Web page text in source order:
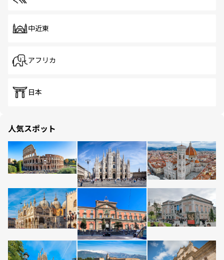
中近東
アフリカ
日本
人気スポット